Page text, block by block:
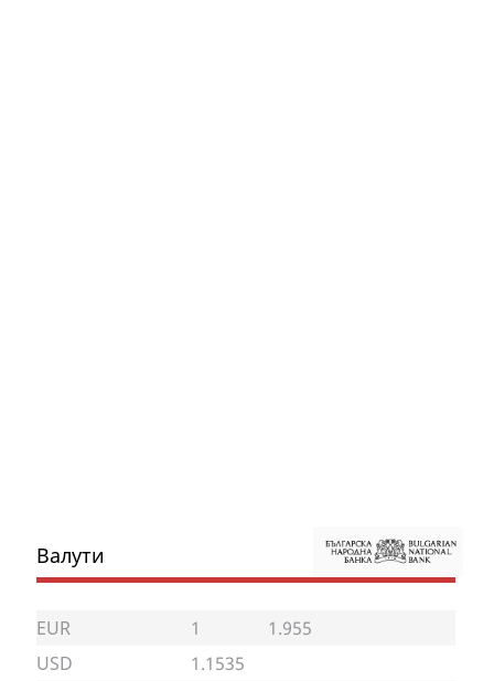
Валути
EUR 1
1.955
USD
1.1535